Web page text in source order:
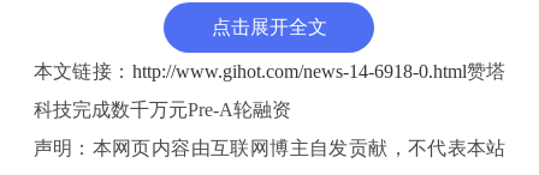
点击展开全文
本文链接： http://www.gihot.com/news-14-6918-0.html赞塔
科技完成数千万元Pre-A轮融资
声明：本网页内容由互联网博主自发贡献，不代表本站